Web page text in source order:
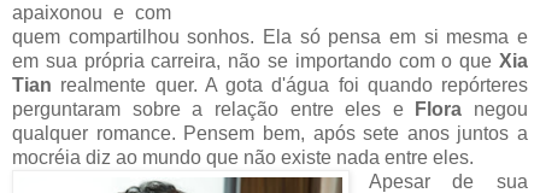
apaixonou e com
quem compartilhou sonhos. Ela só pensa em si mesma e
em sua própria carreira, não se importando com o que Xia
Tian realmente quer. A gota d'água foi quando repórteres
perguntaram sobre a relação entre eles e
Flora negou
qualquer romance. Pensem bem, após sete anos juntos a
mocréia diz ao mundo que não existe nada entre eles.
Apesar de sua